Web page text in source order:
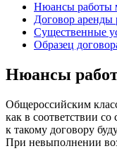
Нюансы работы
Договор аренды
Существенные
Образец
Нюансы
Общероссийским
как в соответствии
к такому договору
При невыполнении